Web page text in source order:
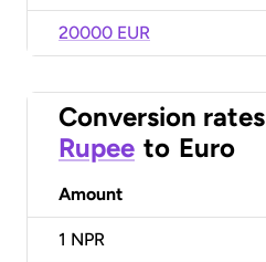
20000 EUR
Conversion rates
Rupee to Euro
Amount
1 NPR